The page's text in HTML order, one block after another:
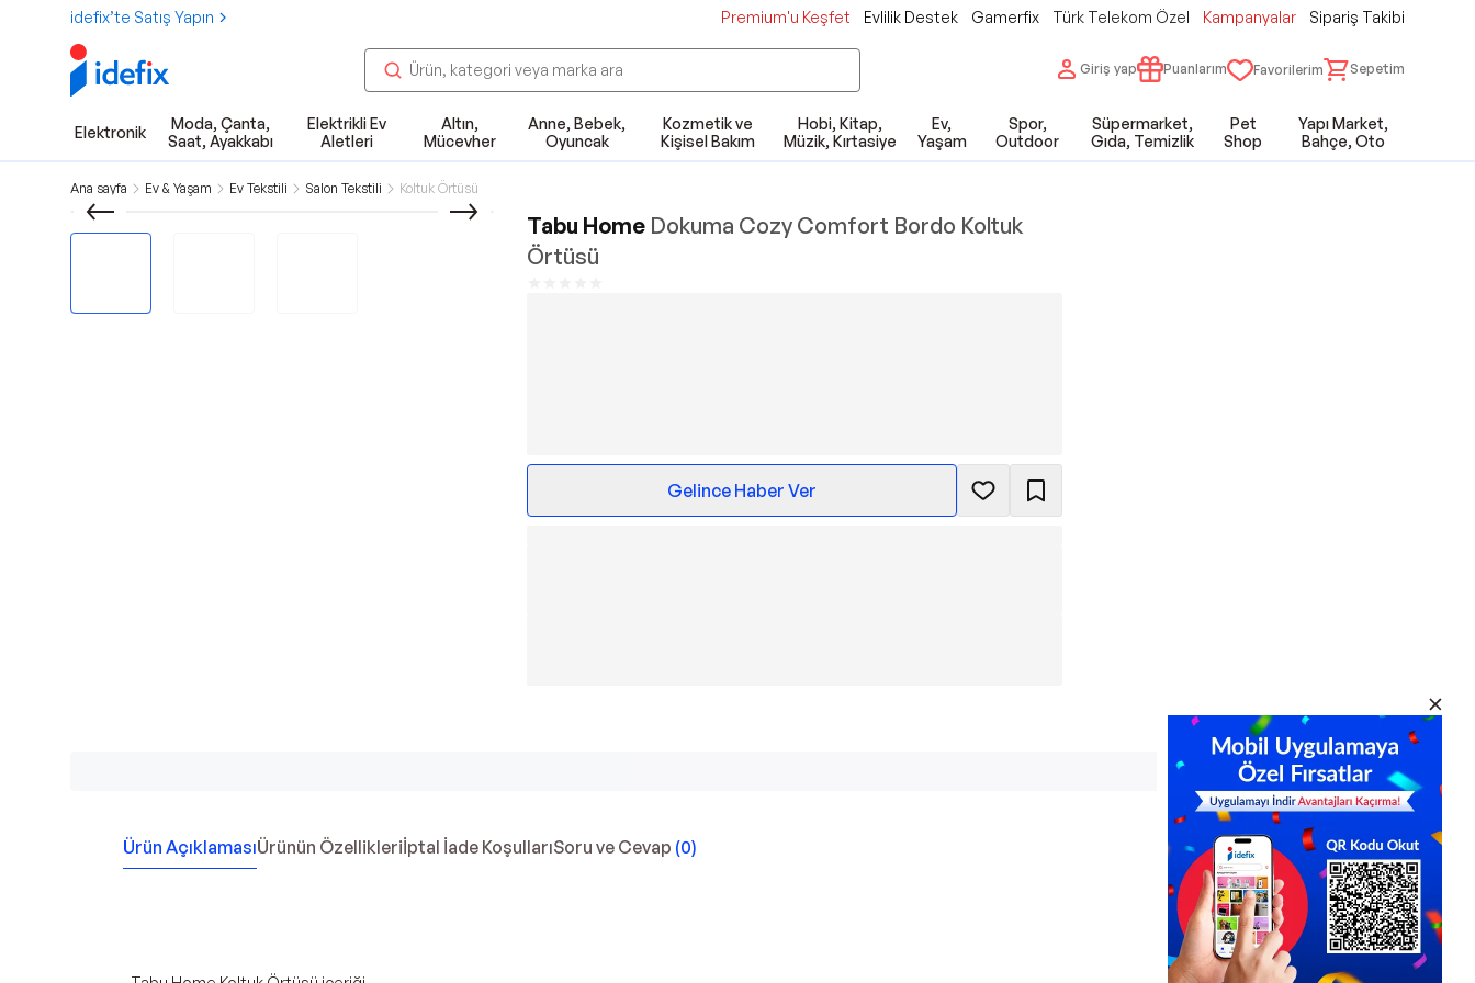
idefix’te Satış Yapın Premium'u Keşfet Evlilik Destek Gamerfix Türk Telekom Özel Kampanyalar Sipariş Takibi
Giriş yap Puanlarım Favorilerim Sepetim
Elektronik
Moda, Çanta,
Saat, Ayakkabı
Elektrikli Ev
Aletleri
Altın,
Mücevher
Anne, Bebek,
Oyuncak
Kozmetik ve
Kişisel Bakım
Hobi, Kitap,
Müzik, Kırtasiye
Ev,
Yaşam
Spor,
Outdoor
Süpermarket,
Gıda, Temizlik
Pet
Shop
Yapı Market,
Bahçe, Oto
Ana sayfa Ev & Yaşam Ev Tekstili Salon Tekstili Koltuk Örtüsü
Tabu Home Dokuma Cozy Comfort Bordo Koltuk
Örtüsü
Gelince Haber Ver
Ürün AçıklamasıÜrünün Özellikleriİptal İade KoşullarıSoru ve Cevap (0)